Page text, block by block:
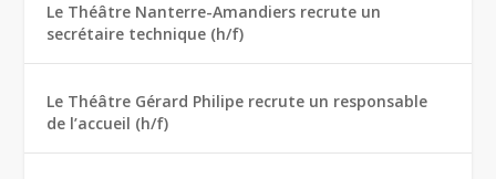
Le Théâtre Nanterre-Amandiers recrute un
secrétaire technique (h/f)
Le Théâtre Gérard Philipe recrute un responsable
de l’accueil (h/f)